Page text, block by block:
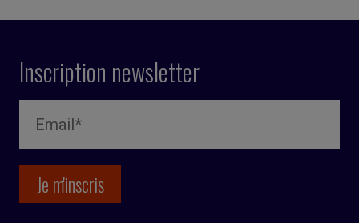
Inscription newsletter